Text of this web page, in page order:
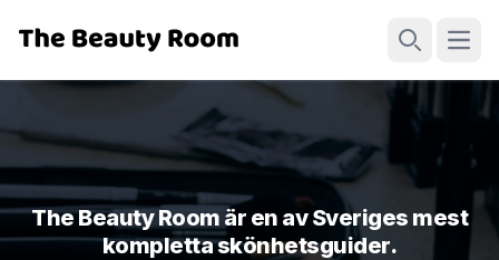
The Beauty Room är en av Sveriges mest
kompletta skönhetsguider.